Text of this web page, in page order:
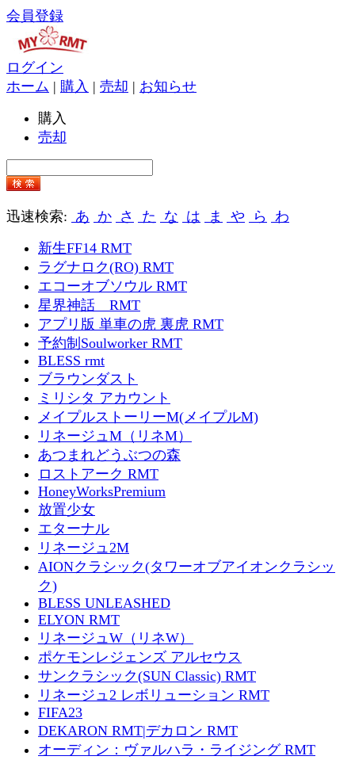
会員登録
ログイン
ホーム | 購入 | 売却 | お知らせ
購入
売却
迅速検索: あ か さ た な は ま や ら わ
新生FF14 RMT
ラグナロク(RO) RMT
エコーオブソウル RMT
星界神話 RMT
アプリ版 単車の虎 裏虎 RMT
予約制Soulworker RMT
BLESS rmt
ブラウンダスト
ミリシタ アカウント
メイプルストーリーM(メイプルM)
リネージュM（リネM）
あつまれどうぶつの森
ロストアーク RMT
HoneyWorksPremium
放置少女
エターナル
リネージュ2M
AIONクラシック(タワーオブアイオンクラシッ
ク)
BLESS UNLEASHED
ELYON RMT
リネージュW（リネW）
ポケモンレジェンズ アルセウス
サンクラシック(SUN Classic) RMT
リネージュ2 レボリューション RMT
FIFA23
DEKARON RMT|デカロン RMT
オーディン：ヴァルハラ・ライジング RMT